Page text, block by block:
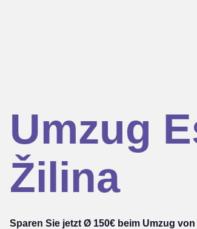
Umzug
Žilina
Sparen Sie jetzt Ø 150€ beim Umzug